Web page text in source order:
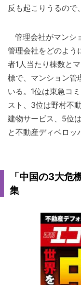
反も起こりうるので
管理会社がマンシ
管理会社をどのよう
者1人当たり棟数と
標で、マンション管
いる。1位は東急コ
スト、3位は野村不
建物サービス、5位
と不動産ディベロッ
「中国の3大危
集